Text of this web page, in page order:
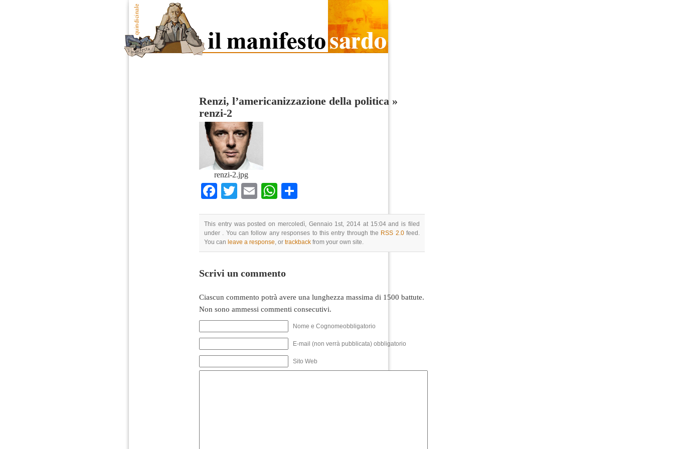
Renzi, l’americanizzazione della politica »
renzi-2
renzi-2.jpg
Facebook
TwitterEmailWhatsApp
This entry was posted on mercoledì, Gennaio 1st, 2014 at 15:04 and is filed
under . You can follow any responses to this entry through the RSS 2.0feed.
You can leave a response, or trackback from your own site.
Scrivi un commento
Ciascun commento potrà avere una lunghezza massima di 1500 battute.
Non sono ammessi commenti consecutivi.
Nome e Cognomeobbligatorio
E-mail (non verrà pubblicata) obbligatorio
Sito Web